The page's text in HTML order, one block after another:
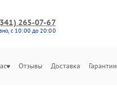
265-07-67
с 10:00 до 20:00
Отзывы Доставка Гарантии